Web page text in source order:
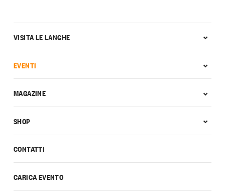
CONTATTI
CARICA EVENTO
VISITA LE LANGHE
EVENTI
MAGAZINE
SHOP